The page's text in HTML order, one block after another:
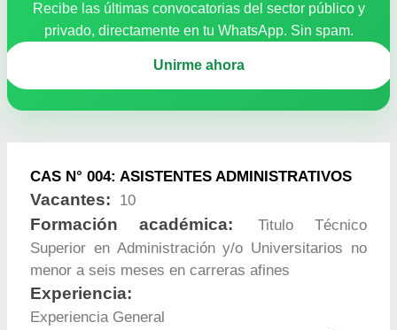
Recibe las últimas convocatorias del sector público y
privado, directamente en tu WhatsApp. Sin spam.
Unirme ahora
CAS N° 004: ASISTENTES ADMINISTRATIVOS
Vacantes: 10
Formación académica:
Titulo Técnico
Superior en Administración y/o Universitarios no
menor a seis meses en carreras afines
Experiencia:
Experiencia General